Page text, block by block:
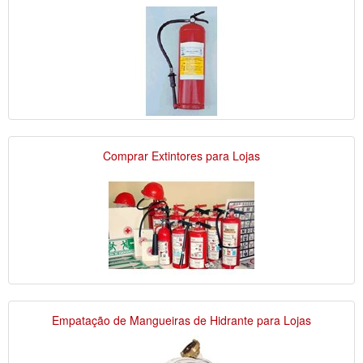
Comprar Extintores para Lojas
Empatação de Mangueiras de Hidrante para Lojas